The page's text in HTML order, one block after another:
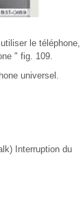
le téléphone,
" fig. 109.
universel.
Interruption du